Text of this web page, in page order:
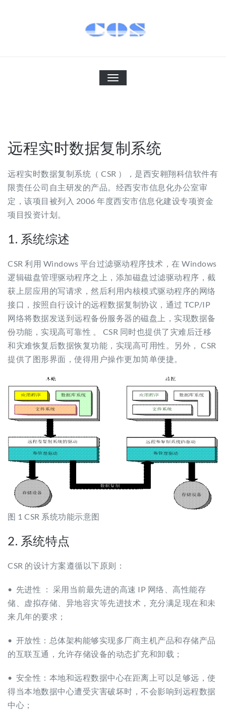
切
换
远程实时数据复制系统
远程实时数据复制系统（ CSR ），是西安翱翔科信软件有
限责任公司自主研发的产品。经西安市信息化办公室审
定，该项目被列入 2006 年度西安市信息化建设专项资金
项目投资计划。
1. 系统综述
CSR 利用 Windows 平台过滤驱动程序技术，在 Windows
逻辑磁盘管理驱动程序之上，添加磁盘过滤驱动程序，截
获上层应用的写请求，然后利用内核模式驱动程序的网络
接口，按照自行设计的远程数据复制协议，通过 TCP/IP
网络将数据发送到远程备份服务器的磁盘上，实现数据备
份功能，实现高可靠性 。 CSR 同时也提供了灾难后迁移
和灾难恢复后数据恢复功能，实现高可用性。另外， CSR
提供了图形界面，使得用户操作更加简单便捷。
图 1 CSR 系统功能示意图
2. 系统特点
CSR 的设计方案遵循以下原则：
• 先进性 ： 采用当前最先进的高速 IP 网络、高性能存
储、虚拟存储、异地容灾等先进技术，充分满足现在和未
来几年的要求；
• 开放性：总体架构能够实现多厂商主机产品和存储产品
的互联互通，允许存储设备的动态扩充和卸载；
• 安全性：本地和远程数据中心在距离上可以足够远，使
得当本地数据中心遭受灾害破坏时，不会影响到远程数据
中心；